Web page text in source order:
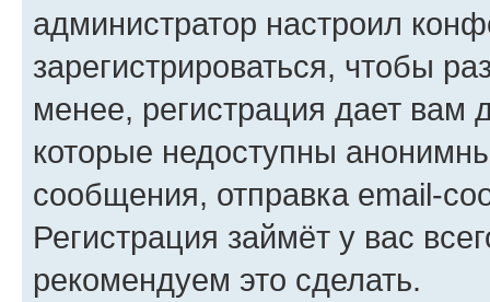
администратор настроил
зарегистрироваться, чтобы
менее, регистрация дает вам
которые недоступны
сообщения, отправка email-
Регистрация займёт у вас
рекомендуем это сделать.